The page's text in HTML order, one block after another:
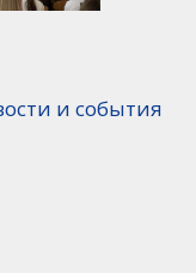
и события